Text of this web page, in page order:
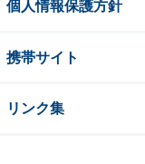
個人情報保護方針
携帯サイト
リンク集